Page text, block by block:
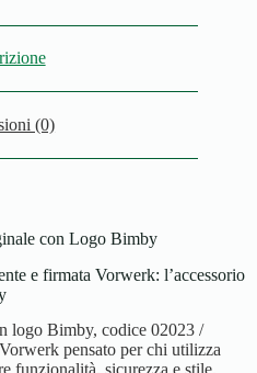
(0)
con Logo Bimby
e firmata Vorwerk: l’accessorio
logo Bimby, codice 02023 /
pensato per chi utilizza